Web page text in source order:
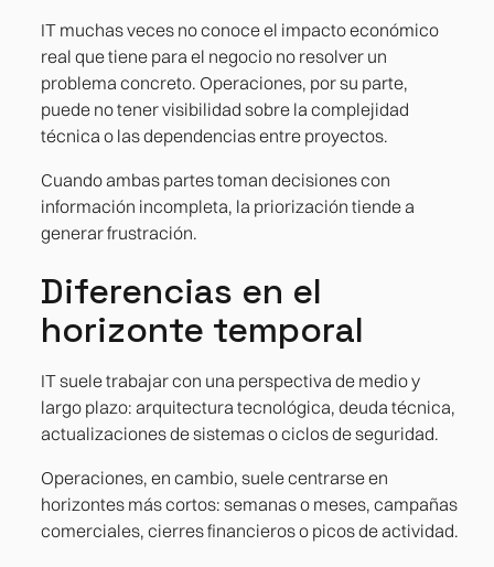
IT muchas veces no conoce el impacto económico
real que tiene para el negocio no resolver un
problema concreto. Operaciones, por su parte,
puede no tener visibilidad sobre la complejidad
técnica o las dependencias entre proyectos.
Cuando ambas partes toman decisiones con
información incompleta, la priorización tiende a
generar frustración.
Diferencias en el
horizonte temporal
IT suele trabajar con una perspectiva de medio y
largo plazo: arquitectura tecnológica, deuda técnica,
actualizaciones de sistemas o ciclos de seguridad.
Operaciones, en cambio, suele centrarse en
horizontes más cortos: semanas o meses, campañas
comerciales, cierres financieros o picos de actividad.